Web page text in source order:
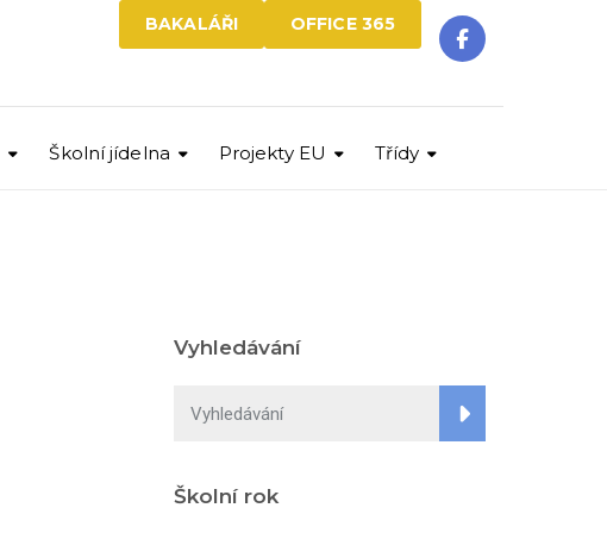
OFFICE 365
BAKALÁŘI
Školní jídelna Projekty EU Třídy
Vyhledávání
Školní rok